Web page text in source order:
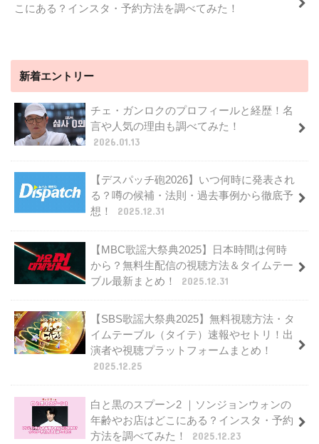
こにある？インスタ・予約方法を調べてみた！
新着エントリー
チェ・ガンロクのプロフィールと経歴！名
言や人気の理由も調べてみた！
2026.01.13
【デスパッチ砲2026】いつ何時に発表され
る？噂の候補・法則・過去事例から徹底予
想！
2025.12.31
【MBC歌謡大祭典2025】日本時間は何時
から？無料生配信の視聴方法＆タイムテー
ブル最新まとめ！
2025.12.31
【SBS歌謡大祭典2025】無料視聴方法・タ
イムテーブル（タイテ）速報やセトリ！出
演者や視聴プラットフォームまとめ！
2025.12.25
白と黒のスプーン2 ｜ソンジョンウォンの
年齢やお店はどこにある？インスタ・予約
方法を調べてみた！
2025.12.23